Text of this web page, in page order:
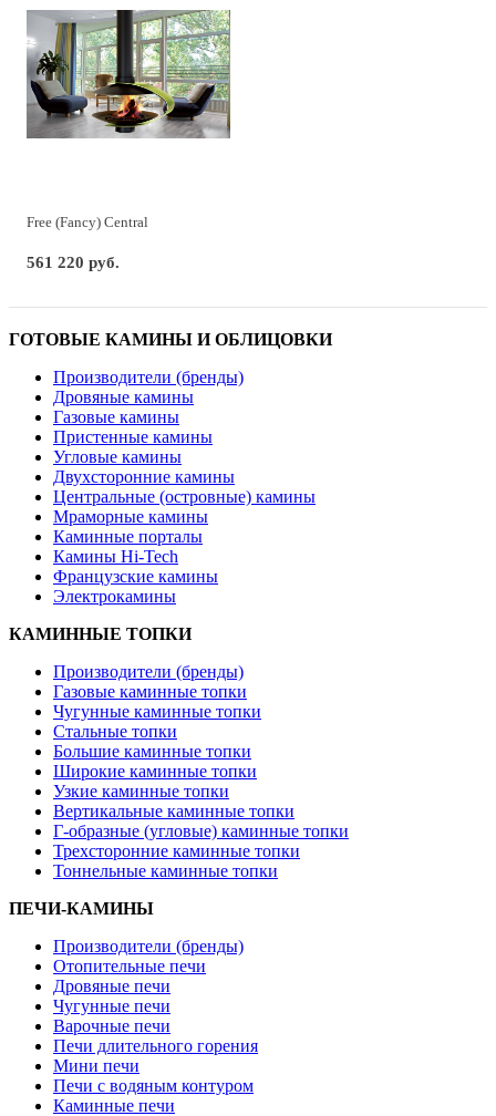
Free (Fancy) Central
561 220 руб.
ГОТОВЫЕ КАМИНЫ И ОБЛИЦОВКИ
Производители (бренды)
Дровяные камины
Газовые камины
Пристенные камины
Угловые камины
Двухсторонние камины
Центральные (островные) камины
Мраморные камины
Каминные порталы
Камины Hi-Tech
Французские камины
Электрокамины
КАМИННЫЕ ТОПКИ
Производители (бренды)
Газовые каминные топки
Чугунные каминные топки
Стальные топки
Большие каминные топки
Широкие каминные топки
Узкие каминные топки
Вертикальные каминные топки
Г-образные (угловые) каминные топки
Трехсторонние каминные топки
Тоннельные каминные топки
ПЕЧИ-КАМИНЫ
Производители (бренды)
Отопительные печи
Дровяные печи
Чугунные печи
Варочные печи
Печи длительного горения
Мини печи
Печи с водяным контуром
Каминные печи